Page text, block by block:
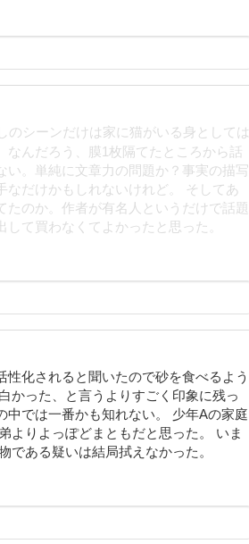
のシーンだけは家に猫がいる身としては
んだろう、膜1枚隔てたところから話
い。単純に文章力の問題か？事実の描写
だけかもしれないけれど。 そしてあ
たのか。作者が有名人というだけで話題
て買わなくてよかったと思った。
化されると聞いたので砂を食べるよう
かった、と言うよりすごく印象に残っ
では一番かも知れない。 少年Aの家庭
よりよっぽどまともだと思った。 いま
である疑いは結局拭えなかった。